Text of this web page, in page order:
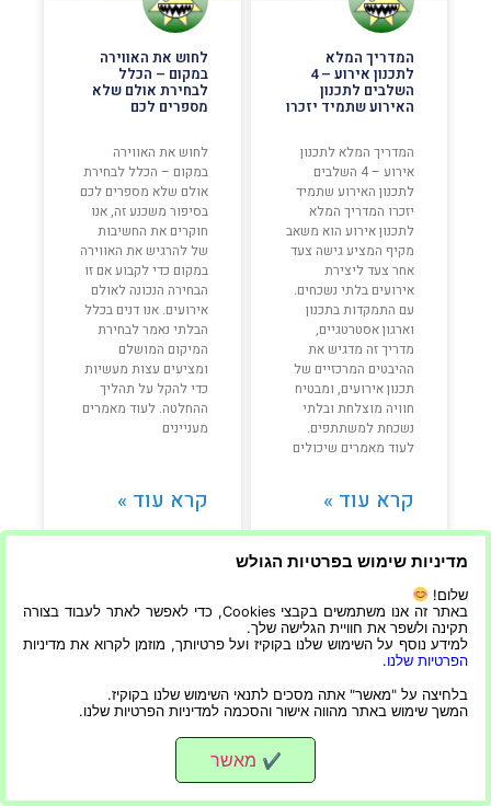
המדריך המלא
לתכנון אירוע – 4
השלבים לתכנון
האירוע שתמיד יזכרו
המדריך המלא לתכנון
אירוע – 4 השלבים
לתכנון האירוע שתמיד
יזכרו המדריך המלא
לתכנון אירוע הוא משאב
מקיף המציע גישה צעד
אחר צעד ליצירת
אירועים בלתי נשכחים.
עם התמקדות בתכנון
וארגון אסטרטגיים,
מדריך זה מדגיש את
ההיבטים המרכזיים של
תכנון אירועים, ומבטיח
חוויה מוצלחת ובלתי
נשכחת למשתתפים.
לעוד מאמרים שיכולים
קרא עוד »
22/06/2023
לחוש את האווירה
במקום – הכלל
לבחירת אולם שלא
מספרים לכם
לחוש את האווירה
במקום – הכלל לבחירת
אולם שלא מספרים לכם
בסיפור משכנע זה, אנו
חוקרים את החשיבות
של להרגיש את האווירה
במקום כדי לקבוע אם זו
הבחירה הנכונה לאולם
אירועים. אנו דנים בכלל
הבלתי נאמר לבחירת
המיקום המושלם
ומציעים עצות מעשיות
כדי להקל על תהליך
ההחלטה. לעוד מאמרים
מעניינים
קרא עוד »
– הדרך הטובה ביותר
לבחור אולם היא
המאמר שיעזור לכם
להחליט האם לקיים
מדיניות שימוש בפרטיות הגולש
שלום!
באתר זה אנו משתמשים בקבצי Cookies, כדי לאפשר לאתר לעבוד בצורה
תקינה ולשפר את חוויית הגלישה שלך.
למידע נוסף על השימוש שלנו בקוקיז ועל פרטיותך, מוזמן לקרוא את מדיניות
הפרטיות שלנו.
בלחיצה על "מאשר" אתה מסכים לתנאי השימוש שלנו בקוקיז.
המשך שימוש באתר מהווה אישור והסכמה למדיניות הפרטיות שלנו.
✔ מאשר